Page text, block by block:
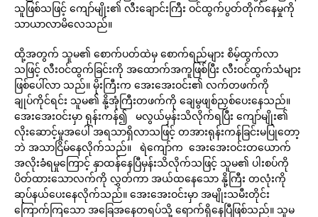
သူဖြစ်သဖြင့် ကျော်မျိုး၏ လီးချောင်းကြီး ဝင်ထွက်ပွတ်တိုက်နေမှုကို
သာယာလာမိလေသည်။
ထို့အတွက် သူမ၏ စောက်ပတ်ထဲမှ စောက်ရည်များ စိမ့်ထွက်လာ
သဖြင့် လီးဝင်ထွက်ခြင်းကို အထောက်အကူဖြစ်ပြီး လီးဝင်ထွက်သံများ
ဖြစ်ပေါ်လာ သည်။ မိုးကြီးက အေးအေးဝင်း၏ လက်တဖက်ကို
ချုပ်ကိုင်ရင်း သူမ၏ နို့အုံကြီးတဖက်ကို ချေမွဖျစ်ညှစ်ပေးနေသည်။
အေးအေးဝင်းမှာ ရုန်းကန်၍ မလွယ်မှန်းသိလိုက်ရပြီး ကျော်မျိုး၏
လိုးဆောင့်မှုအပေါ် အရသာရှိလာသဖြင့် တအားရုန်းကန်ခြင်းမပြုတော့
ဘဲ အသာငြိမ်နေလိုက်သည်။ ရဲကျော်က အေးအေးဝင်းတယောက်
အလိုးခံရမှုကြောင့် နှာထန်နေပြီမှန်းသိလိုက်သဖြင့် သူမ၏ ပါးစပ်ကို
ပိတ်ထားသောလက်ကို လွှတ်ကာ အယ်ထနေသော နို့ကြီး တလုံးကို
ဆုပ်နယ်ပေးနေလိုက်သည်။ အေးအေးဝင်းမှာ အမျိုးသမီးတိုင်း
ကြောက်ကြသော အခြေအနေတရပ်သို့ ရောက်ရှိနေပြီဖြစ်သည်။ သူမ